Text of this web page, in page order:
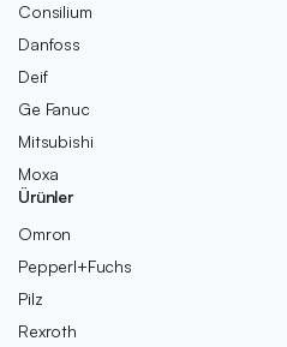
Consilium
Danfoss
Deif
Ge Fanuc
Mitsubishi
Moxa
Ürünler
Omron
Pepperl+Fuchs
Pilz
Rexroth